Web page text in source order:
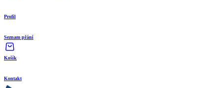
Profil
Seznam přání
Košík
Kontakt